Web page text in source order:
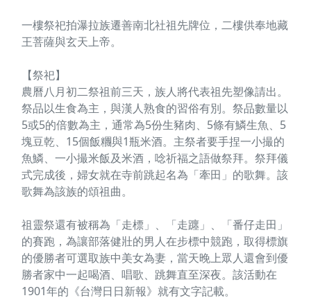
一樓祭祀拍瀑拉族遷善南北社祖先牌位，二樓供奉地藏
王菩薩與玄天上帝。
【祭祀】
農曆八月初二祭祖前三天，族人將代表祖先塑像請出。
祭品以生食為主，與漢人熟食的習俗有別。祭品數量以
5或5的倍數為主，通常為5份生豬肉、5條有鱗生魚、5
塊豆乾、15個飯糰與1瓶米酒。主祭者要手捏一小撮的
魚鱗、一小撮米飯及米酒，唸祈福之語做祭拜。祭拜儀
式完成後，婦女就在寺前跳起名為「牽田」的歌舞。該
歌舞為該族的頌祖曲。
祖靈祭還有被稱為「走標」、「走躔」、「番仔走田」
的賽跑，為讓部落健壯的男人在步標中競跑，取得標旗
的優勝者可選取族中美女為妻，當天晚上眾人還會到優
勝者家中一起喝酒、唱歌、跳舞直至深夜。該活動在
1901年的《台灣日日新報》就有文字記載。